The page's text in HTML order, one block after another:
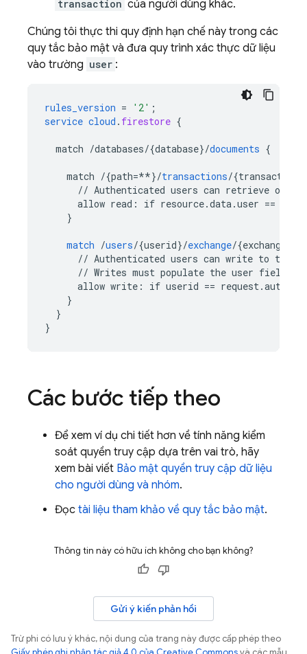
transaction của người dùng khác.
Chúng tôi thực thi quy định hạn chế này trong các
quy tắc bảo mật và đưa quy trình xác thực dữ liệu
vào trường user :
rules_version = '2' ;
service cloud . firestore {
match /databases/{database}/documents {
match /{path=**}/transactions/{transaction
// Authenticated users can retrieve only
allow read : if resource.data .user ==
}
match /users/{userid}/exchange/{exchangeid
// Authenticated users can write to their
// Writes must populate the user field
allow write : if userid == request .auth
}
}
}
Các bước tiếp theo
Để xem ví dụ chi tiết hơn về tính năng kiểm
soát quyền truy cập dựa trên vai trò, hãy
xem bài viết Bảo mật quyền truy cập dữ liệu
cho người dùng và nhóm.
Đọc tài liệu tham khảo về quy tắc bảo mật.
Thông tin này có hữu ích không cho bạn không?
Gửi ý kiến phản hồi
Trừ phi có lưu ý khác, nội dung của trang này được cấp phép theo